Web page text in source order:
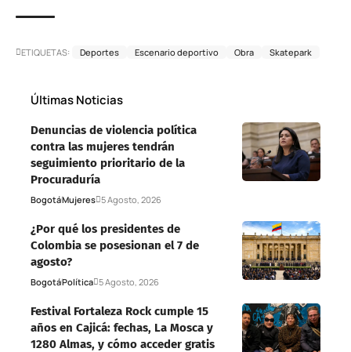
ETIQUETAS: Deportes Escenario deportivo Obra Skatepark
Últimas Noticias
Denuncias de violencia política
contra las mujeres tendrán
seguimiento prioritario de la
Procuraduría
BogotáMujeres 5 Agosto, 2026
¿Por qué los presidentes de
Colombia se posesionan el 7 de
agosto?
BogotáPolítica 5 Agosto, 2026
Festival Fortaleza Rock cumple 15
años en Cajicá: fechas, La Mosca y
1280 Almas, y cómo acceder gratis